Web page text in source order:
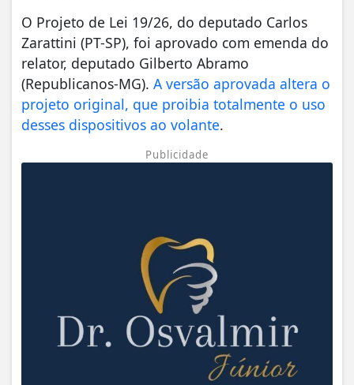
O Projeto de Lei 19/26, do deputado Carlos
Zarattini (PT-SP), foi aprovado com emenda do
relator, deputado Gilberto Abramo
(Republicanos-MG). A versão aprovada altera o
projeto original, que proibia totalmente o uso
desses dispositivos ao volante.
Publicidade